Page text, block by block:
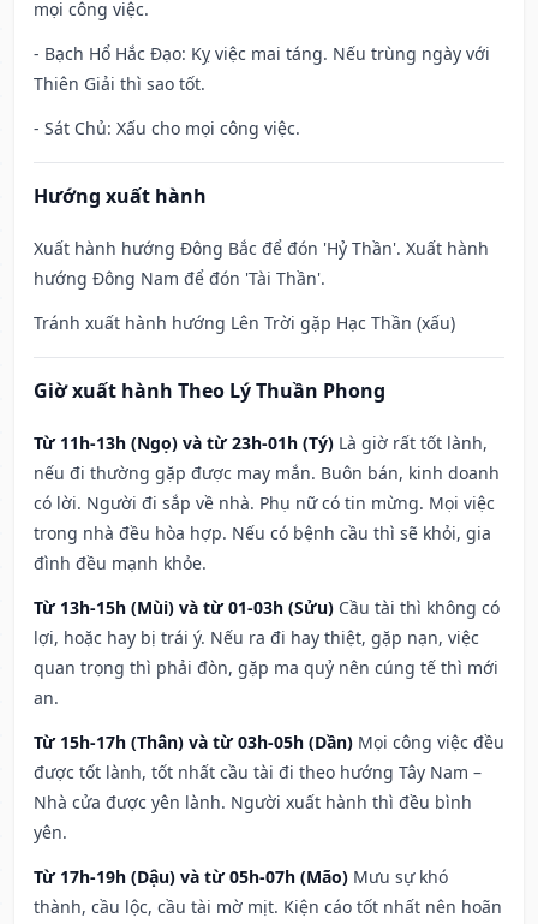
mọi công việc.
- Bạch Hổ Hắc Đạo: Kỵ việc mai táng. Nếu trùng ngày với
Thiên Giải thì sao tốt.
- Sát Chủ: Xấu cho mọi công việc.
Hướng xuất hành
Xuất hành hướng Đông Bắc để đón 'Hỷ Thần'. Xuất hành
hướng Đông Nam để đón 'Tài Thần'.
Tránh xuất hành hướng Lên Trời gặp Hạc Thần (xấu)
Giờ xuất hành Theo Lý Thuần Phong
Từ 11h-13h (Ngọ) và từ 23h-01h (Tý) Là giờ rất tốt lành,
nếu đi thường gặp được may mắn. Buôn bán, kinh doanh
có lời. Người đi sắp về nhà. Phụ nữ có tin mừng. Mọi việc
trong nhà đều hòa hợp. Nếu có bệnh cầu thì sẽ khỏi, gia
đình đều mạnh khỏe.
Từ 13h-15h (Mùi) và từ 01-03h (Sửu) Cầu tài thì không có
lợi, hoặc hay bị trái ý. Nếu ra đi hay thiệt, gặp nạn, việc
quan trọng thì phải đòn, gặp ma quỷ nên cúng tế thì mới
an.
Từ 15h-17h (Thân) và từ 03h-05h (Dần) Mọi công việc đều
được tốt lành, tốt nhất cầu tài đi theo hướng Tây Nam –
Nhà cửa được yên lành. Người xuất hành thì đều bình
yên.
Từ 17h-19h (Dậu) và từ 05h-07h (Mão) Mưu sự khó
thành, cầu lộc, cầu tài mờ mịt. Kiện cáo tốt nhất nên hoãn